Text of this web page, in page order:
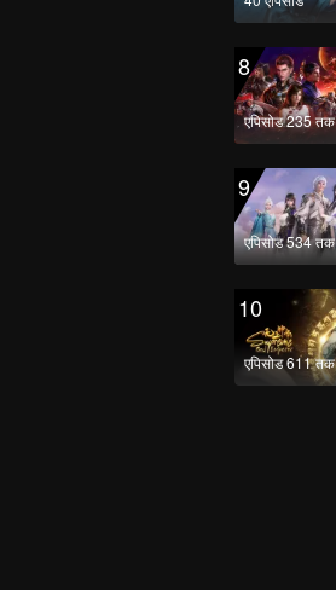
8
एपिसोड 235 तक
9
एपिसोड 534 तक
10
एपिसोड 611 तक